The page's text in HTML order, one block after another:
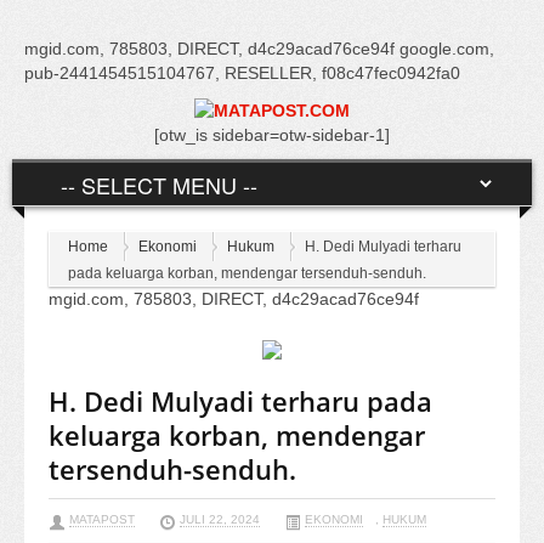
mgid.com, 785803, DIRECT, d4c29acad76ce94f google.com,
pub-2441454515104767, RESELLER, f08c47fec0942fa0
[otw_is sidebar=otw-sidebar-1]
Home Ekonomi Hukum
H. Dedi Mulyadi terharu
pada keluarga korban, mendengar tersenduh-senduh.
mgid.com, 785803, DIRECT, d4c29acad76ce94f
H. Dedi Mulyadi terharu pada
keluarga korban, mendengar
tersenduh-senduh.
MATAPOST JULI 22, 2024 EKONOMI , HUKUM